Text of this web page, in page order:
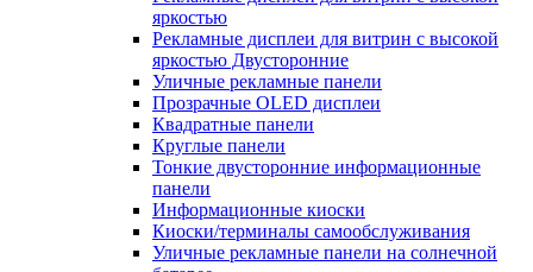
яркостью
Рекламные дисплеи для витрин с высокой
яркостью Двусторонние
Уличные рекламные панели
Прозрачные OLED дисплеи
Квадратные панели
Круглые панели
Тонкие двусторонние информационные
панели
Информационные киоски
Киоски/терминалы самообслуживания
Уличные рекламные панели на солнечной